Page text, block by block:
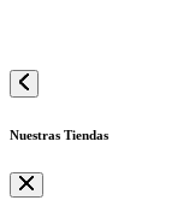
Nuestras Tiendas